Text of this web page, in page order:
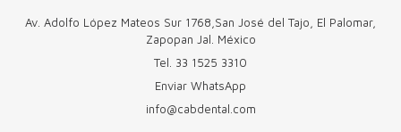
Av. Adolfo López Mateos Sur 1768,San José del Tajo, El Palomar,
Zapopan Jal. México
Tel. 33 1525 3310
Enviar WhatsApp
info@cabdental.com